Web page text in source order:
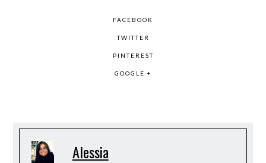
FACEBOOK
TWITTER
PINTEREST
GOOGLE +
Alessia